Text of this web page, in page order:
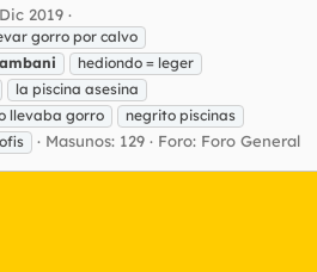
2019
gorro por calvo
hediondo = leger
la piscina asesina
llevaba gorro
negrito piscinas
Masunos: 129 Foro: Foro General